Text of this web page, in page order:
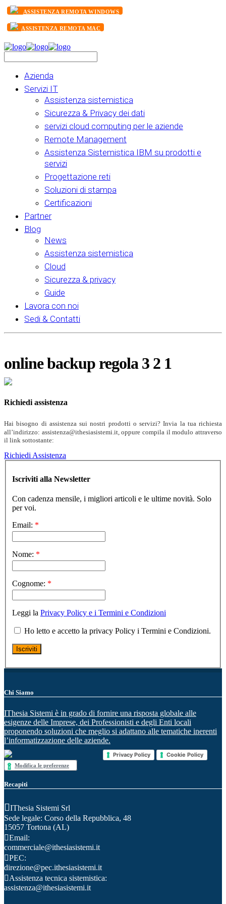
ASSISTENZA REMOTA WINDOWS
ASSISTENZA REMOTA MAC
Azienda
Servizi IT
Assistenza sistemistica
Sicurezza & Privacy dei dati
servizi cloud computing per le aziende
Remote Management
Assistenza Sistemistica IBM su prodotti e
servizi
Progettazione reti
Soluzioni di stampa
Certificazioni
Partner
Blog
News
Assistenza sistemistica
Cloud
Sicurezza & privacy
Guide
Lavora con noi
Sedi & Contatti
online backup regola 3 2 1
Richiedi assistenza
Hai bisogno di assistenza sui nostri prodotti o servizi? Invia la tua richiesta
all’indirizzo: assistenza@ithesiasistemi.it, oppure compila il modulo attraverso
il link sottostante:
Richiedi Assistenza
Iscriviti alla Newsletter
Con cadenza mensile, i migliori articoli e le ultime novità. Solo
per voi.
Email: *
Nome: *
Cognome: *
Leggi la Privacy Policy e i Termini e Condizioni
Ho letto e accetto la privacy Policy i Termini e Condizioni.
Chi Siamo
IThesia Sistemi è in grado di fornire una risposta globale alle
esigenze delle Imprese, dei Professionisti e degli Enti locali
proponendo soluzioni che meglio si adattano alle tematiche inerenti
l’informatizzazione delle aziende.
Privacy Policy Cookie Policy
Modifica le preferenze
Recapiti
IThesia Sistemi Srl
Sede legale: Corso della Repubblica, 48
15057 Tortona (AL)
Email:
commerciale@ithesiasistemi.it
PEC:
direzione@pec.ithesiasistemi.it
Assistenza tecnica sistemistica:
assistenza@ithesiasistemi.it